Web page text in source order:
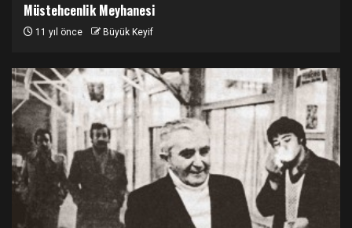
Müstehcenlik Meyhanesi
11 yıl önce Büyük Keyif